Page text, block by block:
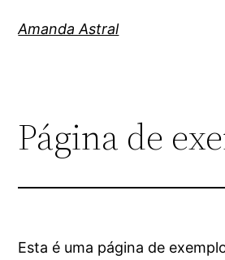
Amanda Astral
Página de
Esta é uma página de